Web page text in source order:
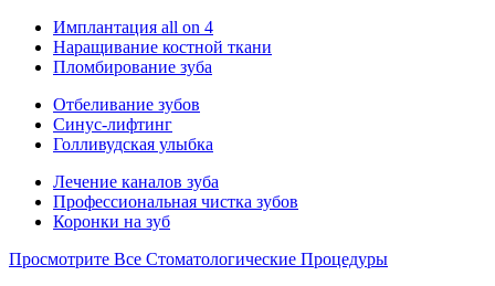
Имплантация all on 4
Наращивание костной ткани
Пломбирование зуба
Отбеливание зубов
Синус-лифтинг
Голливудская улыбка
Лечение каналов зуба
Профессиональная чистка зубов
Коронки на зуб
Просмотрите Все Стоматологические Процедуры